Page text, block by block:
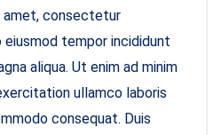
amet, consectetur
eiusmod tempor incididunt
aliqua. Ut enim ad minim
ullamco laboris
consequat. Duis